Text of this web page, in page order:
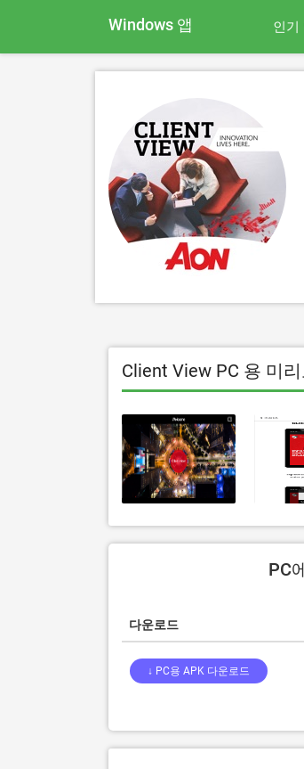
Windows 앱 인기
Client View PC 용 미리
PC
다운로드
↓ PC용 APK 다운로드